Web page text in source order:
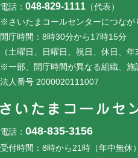
電話： 048-829-1111 （代表）
※さいたまコールセンターにつなが
開庁時間：8時30分から17時15分
（土曜日、日曜日、祝日、休日、年
※一部、開庁時間が異なる組織、施
法人番号 2000020111007
電話： 048-835-3156
受付時間：8時から21時（年中無休）